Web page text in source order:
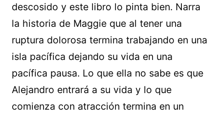
descosido y este libro lo pinta bien. Narra
la historia de Maggie que al tener una
ruptura dolorosa termina trabajando en una
isla pacífica dejando su vida en una
pacífica pausa. Lo que ella no sabe es que
Alejandro entrará a su vida y lo que
comienza con atracción termina en un